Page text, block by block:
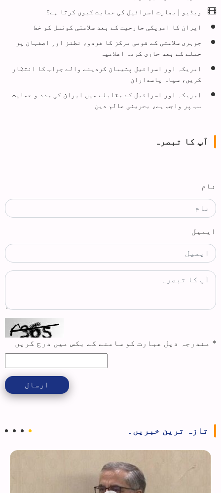
ویڈيو | بھارت اسرائیل کی حمایت کیوں کرتا ہے؟
ایران کا امریکی جارحیت کے بعد سلامتی کونسل کو خط
جوہری سلامتی کے قومی مرکز کا فردو، نطنز اور اصفہان پر
حملے کے بعد جاری کردہ اعلامیہ
امریکہ اور اسرائیل پشیمان کردینے والے جواب کا انتظار
کریں، سپاہ پاسداران
امریکہ اور اسرائیل کے مقابلے میں ایران کی مدد و حمایت
سب پر واجب ہے، بحرینی عالم دین
آپ کا تبصرہ
نام
ایمیل
* مندرجہ ذیل عبارت کو سامنے کے بکس میں درج کریں
ارسال
تازہ ترین خبریں۔